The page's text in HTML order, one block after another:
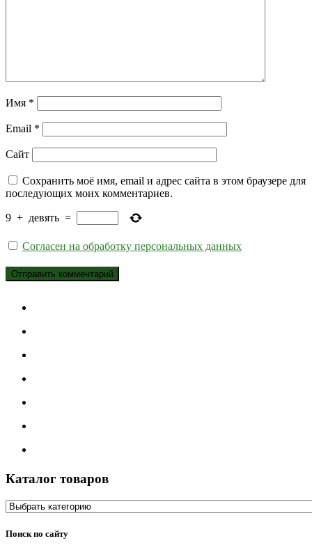
Имя *
Email *
Сайт
Сохранить моё имя, email и адрес сайта в этом браузере для
последующих моих комментариев.
9 + девять =
Согласен на обработку персональных данных
Каталог товаров
Поиск по сайту